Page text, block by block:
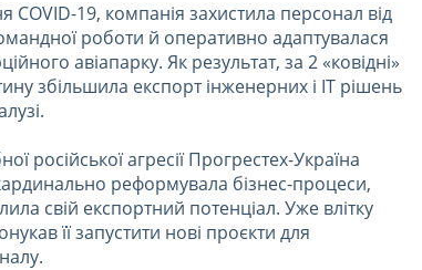
19, компанія захистила персонал від
роботи й оперативно адаптувалася
авіапарку. Як результат, за 2 «ковідні»
збільшила експорт інженерних і ІТ рішень
російської агресії Прогрестех-Україна
реформувала бізнес-процеси,
свій експортний потенціал. Уже влітку
її запустити нові проєкти для